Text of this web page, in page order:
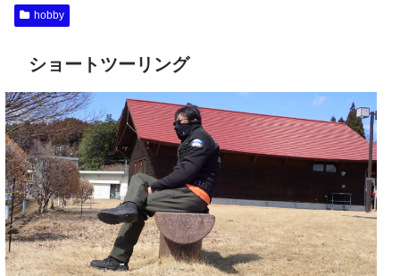
hobby
ショートツーリング